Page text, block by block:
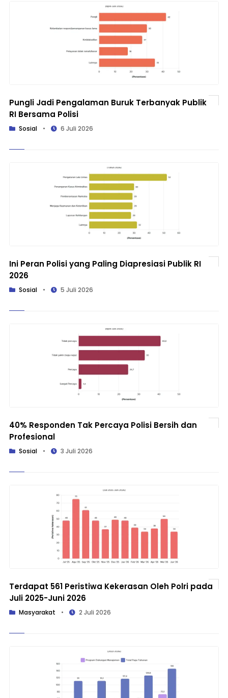
Pungli Jadi Pengalaman Buruk Terbanyak Publik
RI Bersama Polisi
Sosial • 6 Juli 2026
Ini Peran Polisi yang Paling Diapresiasi Publik RI
2026
Sosial • 5 Juli 2026
40% Responden Tak Percaya Polisi Bersih dan
Profesional
Sosial • 3 Juli 2026
Terdapat 561 Peristiwa Kekerasan Oleh Polri pada
Juli 2025-Juni 2026
Masyarakat • 2 Juli 2026